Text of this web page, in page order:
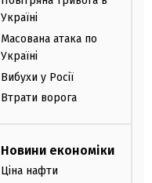
Україні
Масована атака по
Україні
Вибухи у Росії
Втрати ворога
Новини економіки
Ціна нафти